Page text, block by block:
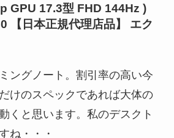
GPU 17.3型 FHD 144Hz )
【日本正規代理店品】 エク
ングノート。割引率の高い今
けのスペックであれば大体の
くと思います。私のデスクト
ね・・・